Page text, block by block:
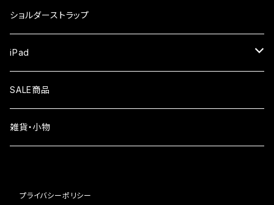
ガラスフィルム
Xiaomi
ガラスフィルム
iPhone16
iPhone15
ショルダーストラップ
iPad
液晶フィルム
SALE商品
雑貨・小物
プライバシーポリシー